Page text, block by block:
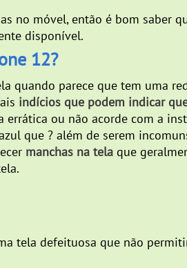
no móvel, então é bom saber
disponível.
12?
quando parece que tem uma
indícios que podem indicar
errática ou não acorde com a
que ? além de serem
manchas na tela que
tela defeituosa que não